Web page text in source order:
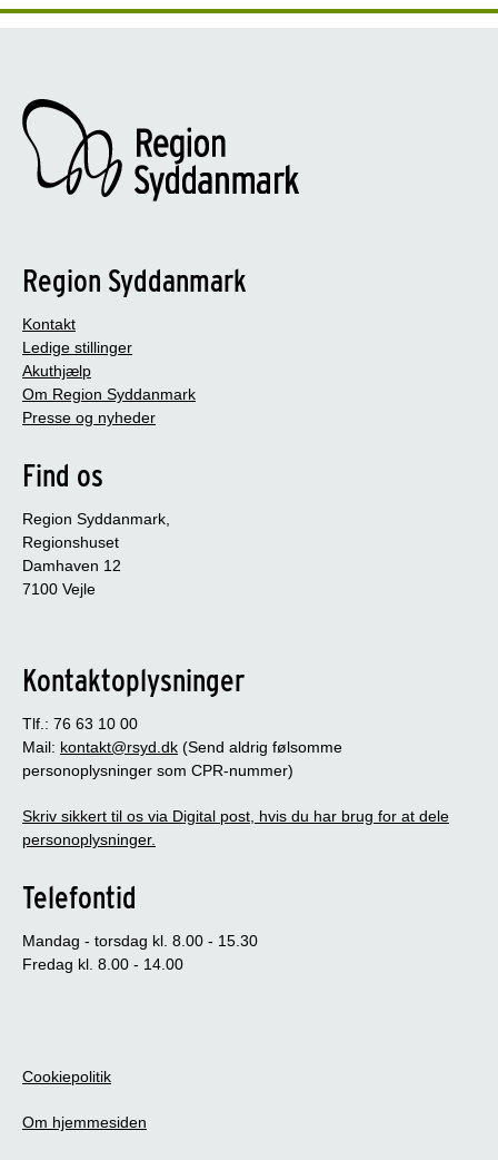
Region Syddanmark
Kontakt
Ledige stillinger
Akuthjælp
Om Region Syddanmark
Presse og nyheder
Find os
Region Syddanmark,
Regionshuset
Damhaven 12
7100 Vejle
Kontaktoplysninger
Tlf.: 76 63 10 00
Mail: kontakt@rsyd.dk (Send aldrig følsomme
personoplysninger som CPR-nummer)
Skriv sikkert til os via Digital post, hvis du har brug for at dele
personoplysninger.
Telefontid
Mandag - torsdag kl. 8.00 - 15.30
Fredag kl. 8.00 - 14.00
Cookiepolitik
Om hjemmesiden